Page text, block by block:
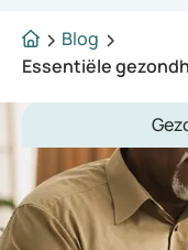
Blog
Essentiële